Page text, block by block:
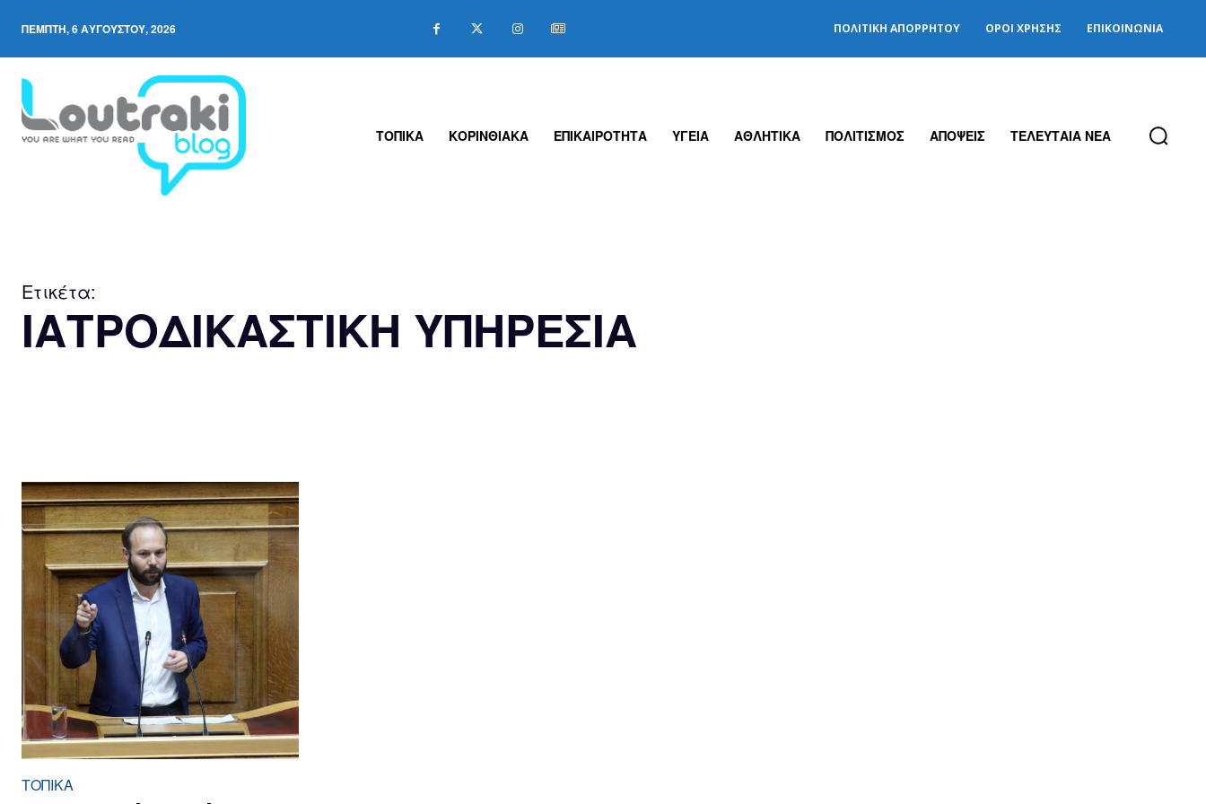
ΠΈΜΠΤΗ, 6 ΑΥΓΟΎΣΤΟΥ, 2026 ΠΟΛΙΤΙΚΉ ΑΠΟΡΡΉΤΟΥ ΌΡΟΙ ΧΡΉΣΗΣ ΕΠΙΚΟΙΝΩΝΊΑ
ΤΟΠΙΚΑ ΚΟΡΙΝΘΙΑΚΑ ΕΠΙΚΑΙΡΟΤΗΤΑ ΥΓΕΙΑ ΑΘΛΗΤΙΚΑ ΠΟΛΙΤΙΣΜΟΣ ΑΠΟΨΕΙΣ ΤΕΛΕΥΤΑΙΑ ΝΕΑ
Ετικέτα:
ΙΑΤΡΟΔΙΚΑΣΤΙΚΗ ΥΠΗΡΕΣΙΑ
ΤΟΠΙΚΑ